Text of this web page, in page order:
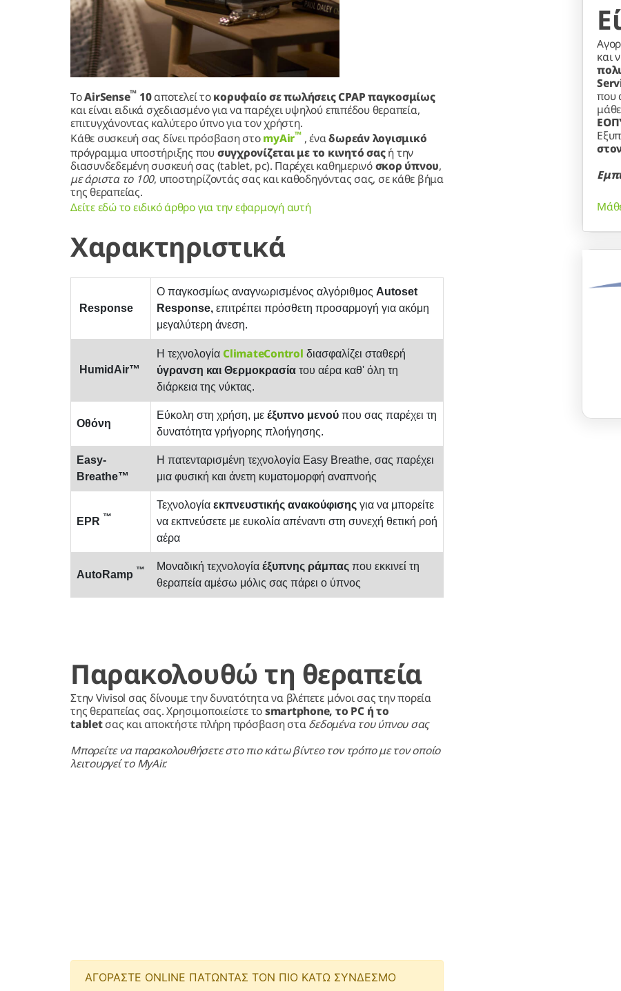
ΤοAirSense™ 10αποτελεί τοκορυφαίο σε πωλήσεις CPAP παγκοσμίως
και είναι ειδικά σχεδιασμένο για να παρέχει υψηλού επιπέδου θεραπεία,
επιτυγχάνοντας καλύτερο ύπνο για τον χρήστη.
Κάθε συσκευή σας δίνει πρόσβαση στοmyAir™, έναδωρεάν λογισμικό
πρόγραμμα υποστήριξης πουσυγχρονίζεται με το κινητό σαςή την
διασυνδεδεμένη συσκευή σας (tablet, pc). Παρέχει καθημερινόσκορ ύπνου,
με άριστα το 100, υποστηρίζοντάς σας και καθοδηγόντας σας, σε κάθε βήμα
της θεραπείας.
Δείτε εδώ το ειδικό άρθρο για την εφαρμογή αυτή
Χαρακτηριστικά
Response
Ο παγκοσμίως αναγνωρισμένος αλγόριθμος Autoset
Response, επιτρέπει πρόσθετη προσαρμογή για ακόμη
μεγαλύτερη άνεση.
HumidAir™
H τεχνολογία ClimateControl διασφαλίζει σταθερή
ύγρανση και Θερμοκρασία του αέρα καθ' όλη τη
διάρκεια της νύκτας.
Οθόνη
Εύκολη στη χρήση, με έξυπνο μενού που σας παρέχει τη
δυνατότητα γρήγορης πλοήγησης.
Easy-
Breathe™
Η πατενταρισμένη τεχνολογία Easy Breathe, σας παρέχει
μια φυσική και άνετη κυματομορφή αναπνοής
EPR ™
Τεχνολογία εκπνευστικής ανακούφισης για να μπορείτε
να εκπνεύσετε με ευκολία απέναντι στη συνεχή θετική ροή
αέρα
AutoRamp ™ Μοναδική τεχνολογία έξυπνης ράμπας που εκκινεί τη
θεραπεία αμέσω μόλις σας πάρει ο ύπνος
Παρακολουθώ τη θεραπεία
Στην Vivisol σας δίνουμε την δυνατότητα να βλέπετε μόνοι σας την πορεία
της θεραπείας σας. Χρησιμοποιείστε τοsmartphone, το PC ή το
tabletσας και αποκτήστε πλήρη πρόσβαση σταδεδομένα του ύπνου σας
Μπορείτε να παρακολουθήσετε στο πιο κάτω βίντεο τον τρόπο με τον οποίο
λειτουργεί το MyAir.
ΑΓΟΡΑΣΤΕ ONLINE ΠΑΤΩΝΤΑΣ ΤΟΝ ΠΙΟ ΚΑΤΩ ΣΥΝΔΕΣΜΟ
και
που